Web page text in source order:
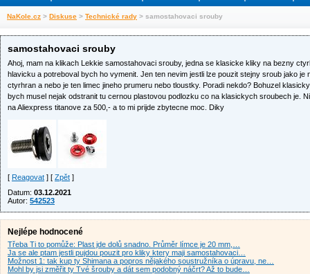
NaKole.cz > Diskuse > Technické rady > samostahovaci srouby
samostahovaci srouby
Ahoj, mam na klikach Lekkie samostahovaci srouby, jedna se klasicke kliky na bezny
hlavicku a potreboval bych ho vymenit. Jen ten nevim jestli lze pouzit stejny sroub jako
ctyrhran a nebo je ten limec jineho prumeru nebo tloustky. Poradi nekdo? Bohuzel
bych musel nejak odstranit tu cernou plastovou podlozku co na klasickych sroubech je.
na Aliexpress titanove za 500,- a to mi prijde zbytecne moc. Diky
[ Reagovat ] [ Zpět ]
Datum: 03.12.2021
Autor: 542523
Nejlépe hodnocené
Třeba Ti to pomůže: Plast jde dolů snadno. Průměr límce je 20 mm,…
Ja se ale ptam jestli pujdou pouzit pro kliky ktery maji samostahovaci…
Možnost 1: tak kup ty Shimana a popros nějakého soustružníka o úpravu, ne…
Mohl by jsi změřit ty Tvé šrouby a dát sem podobný náčrt? Až to bude…